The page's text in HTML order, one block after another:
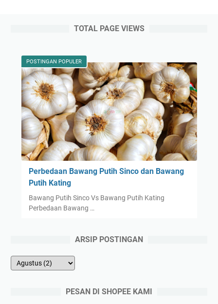
TOTAL PAGE VIEWS
POSTINGAN POPULER
Perbedaan Bawang Putih Sinco dan Bawang
Putih Kating
Bawang Putih Sinco Vs Bawang Putih Kating
Perbedaan Bawang …
ARSIP POSTINGAN
PESAN DI SHOPEE KAMI